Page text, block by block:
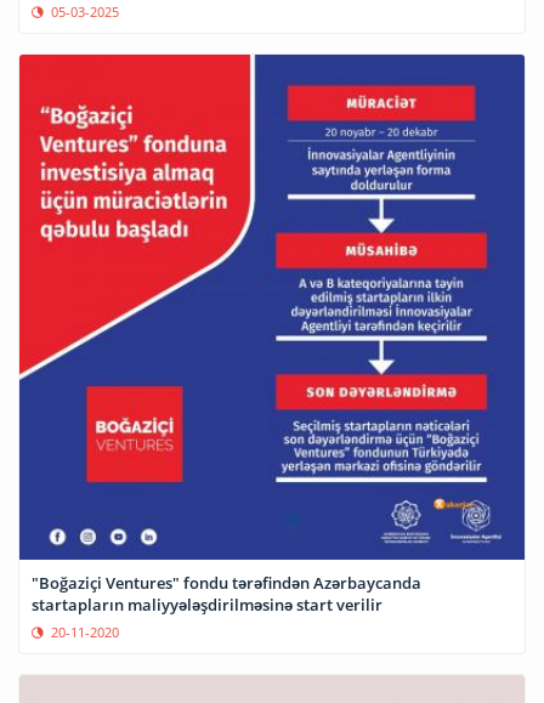
05-03-2025
"Boğaziçi Ventures" fondu tərəfindən Azərbaycanda
startapların maliyyələşdirilməsinə start verilir
20-11-2020